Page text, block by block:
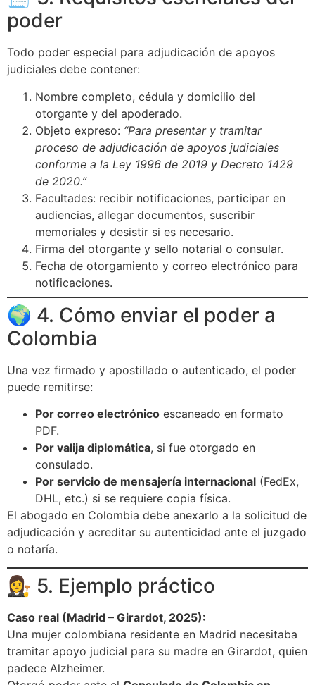
poder
Todo poder especial para adjudicación de apoyos
judiciales debe contener:
Nombre completo, cédula y domicilio del
otorgante y del apoderado.
Objeto expreso: “Para presentar y tramitar
proceso de adjudicación de apoyos judiciales
conforme a la Ley 1996 de 2019 y Decreto 1429
de 2020.”
Facultades: recibir notificaciones, participar en
audiencias, allegar documentos, suscribir
memoriales y desistir si es necesario.
Firma del otorgante y sello notarial o consular.
Fecha de otorgamiento y correo electrónico para
notificaciones.
🌍 4. Cómo enviar el poder a
Colombia
Una vez firmado y apostillado o autenticado, el poder
puede remitirse:
Por correo electrónico escaneado en formato
PDF.
Por valija diplomática, si fue otorgado en
consulado.
Por servicio de mensajería internacional (FedEx,
DHL, etc.) si se requiere copia física.
El abogado en Colombia debe anexarlo a la solicitud de
adjudicación y acreditar su autenticidad ante el juzgado
o notaría.
👩‍⚖️ 5. Ejemplo práctico
Caso real (Madrid – Girardot, 2025):
Una mujer colombiana residente en Madrid necesitaba
tramitar apoyo judicial para su madre en Girardot, quien
padece Alzheimer.